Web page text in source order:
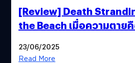
[Review] Death
the Beach เมื่อความตา
ของมนุษย์
23/06/2025
Read More